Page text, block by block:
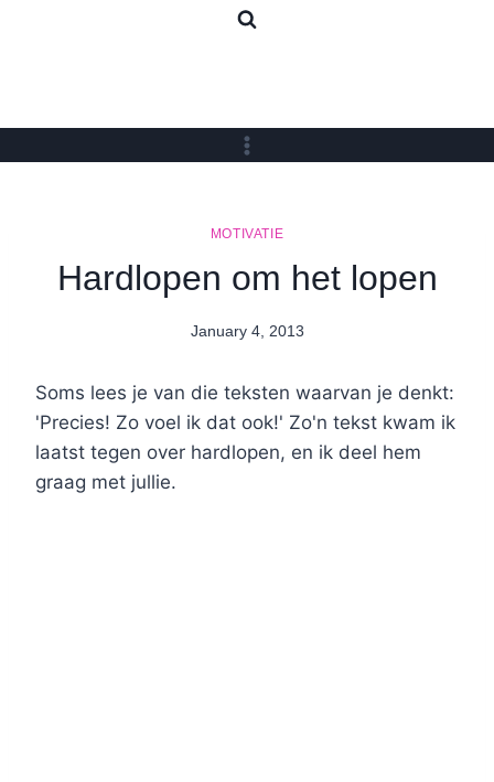
MOTIVATIE
Hardlopen om het lopen
By
January 4, 2013
Soms lees je van die teksten waarvan je denkt:
'Precies! Zo voel ik dat ook!' Zo'n tekst kwam ik
laatst tegen over hardlopen, en ik deel hem
graag met jullie.